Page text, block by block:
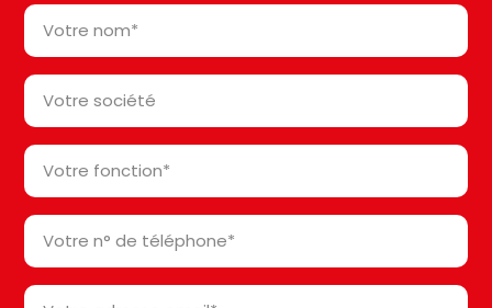
Votre
nom
Votre
société*
Votre
fonction
Votre
n°
de
Votre